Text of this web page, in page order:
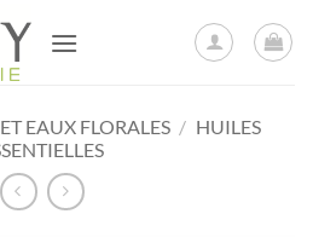
EAUX FLORALES / HUILES